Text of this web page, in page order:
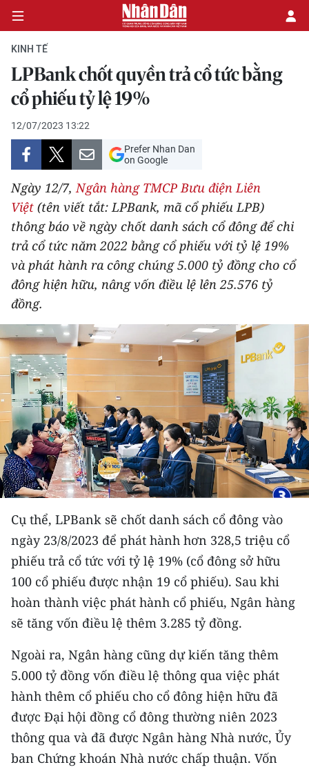
CHÍNH TRỊ
KINH TẾ
VĂN HÓA
XÃ HỘI
PHÁP LUẬT
DU LỊCH
THẾ GIỚI
THỂ THAO
GIÁO DỤC
Y TẾ
KHOA HỌC - CÔNG NGHỆ
MÔI TRƯỜNG
BẠN ĐỌC
KIỂM CHỨNG THÔNG TIN
TRI THỨC CHUYÊN SÂU
54 DÂN TỘC VIỆT NAM
CHƯƠNG TRÌNH OCOP - MỖI XÃ
RADIO
MEDIA CENTER
E-Magazine
KINH TẾ
LPBank chốt quyền trả cổ tức bằng
cổ phiếu tỷ lệ 19%
12/07/2023 13:22
Prefer Nhan Dan
on Google
Ngày 12/7,Ngân hàng TMCP Bưu điện Liên
Việt (tên viết tắt: LPBank, mã cổ phiếu LPB)
thông báo về ngày chốt danh sách cổ đông để chi
trả cổ tức năm 2022 bằng cổ phiếu với tỷ lệ 19%
và phát hành ra công chúng 5.000 tỷ đồng cho cổ
đông hiện hữu, nâng vốn điều lệ lên 25.576 tỷ
đồng.
Cụ thể, LPBank sẽ chốt danh sách cổ đông vào
ngày 23/8/2023 để phát hành hơn 328,5 triệu cổ
phiếu trả cổ tức với tỷ lệ 19% (cổ đông sở hữu
100 cổ phiếu được nhận 19 cổ phiếu). Sau khi
hoàn thành việc phát hành cổ phiếu, Ngân hàng
sẽ tăng vốn điều lệ thêm 3.285 tỷ đồng.
Ngoài ra, Ngân hàng cũng dự kiến tăng thêm
5.000 tỷ đồng vốn điều lệ thông qua việc phát
hành thêm cổ phiếu cho cổ đông hiện hữu đã
được Đại hội đồng cổ đông thường niên 2023
thông qua và đã được Ngân hàng Nhà nước, Ủy
ban Chứng khoán Nhà nước chấp thuận. Vốn